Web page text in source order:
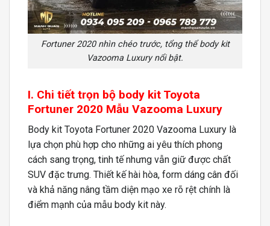
Fortuner 2020 nhìn chéo trước, tổng thể body kit
Vazooma Luxury nổi bật.
I. Chi tiết trọn bộ body kit Toyota
Fortuner 2020 Mẫu Vazooma Luxury
Body kit Toyota Fortuner 2020 Vazooma Luxury là
lựa chọn phù hợp cho những ai yêu thích phong
cách sang trọng, tinh tế nhưng vẫn giữ được chất
SUV đặc trưng. Thiết kế hài hòa, form dáng cân đối
và khả năng nâng tầm diện mạo xe rõ rệt chính là
điểm mạnh của mẫu body kit này.